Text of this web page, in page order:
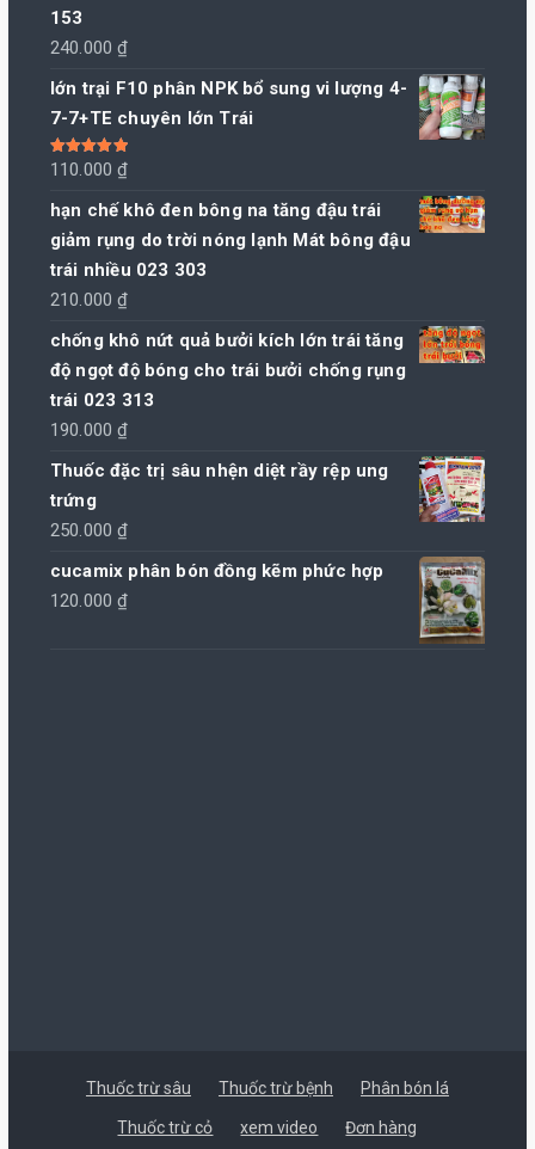
153
240.000₫
lớn trại F10 phân NPK bổ sung vi lượng 4-
7-7+TE chuyên lớn Trái
Được xếp
hạng 5.00 5
110.000₫
hạn chế khô đen bông na tăng đậu trái
giảm rụng do trời nóng lạnh Mát bông đậu
trái nhiều 023 303
210.000₫
chống khô nứt quả bưởi kích lớn trái tăng
độ ngọt độ bóng cho trái bưởi chống rụng
trái 023 313
190.000₫
Thuốc đặc trị sâu nhện diệt rầy rệp ung
trứng
250.000₫
cucamix phân bón đồng kẽm phức hợp
120.000₫
Thuốc trừ sâu Thuốc trừ bệnh Phân bón lá
Thuốc trừ cỏ xem video Đơn hàng